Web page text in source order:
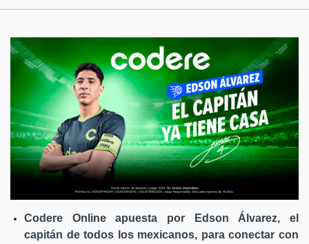
Codere Online apuesta por Edson Álvarez, el
capitán de todos los mexicanos, para conectar con